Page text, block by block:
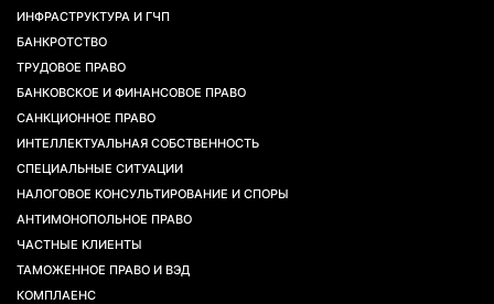
ИНФРАСТРУКТУРА И ГЧП
БАНКРОТСТВО
ТРУДОВОЕ ПРАВО
БАНКОВСКОЕ И ФИНАНСОВОЕ ПРАВО
САНКЦИОННОЕ ПРАВО
ИНТЕЛЛЕКТУАЛЬНАЯ СОБСТВЕННОСТЬ
СПЕЦИАЛЬНЫЕ СИТУАЦИИ
НАЛОГОВОЕ КОНСУЛЬТИРОВАНИЕ И СПОРЫ
АНТИМОНОПОЛЬНОЕ ПРАВО
ЧАСТНЫЕ КЛИЕНТЫ
ТАМОЖЕННОЕ ПРАВО И ВЭД
КОМПЛАЕНС